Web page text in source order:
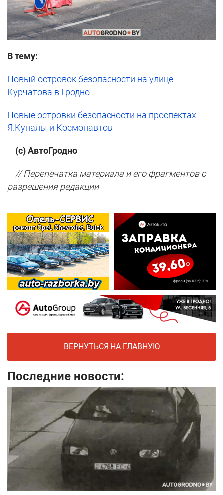
В тему:
Новый островок безопасности на улице
Курчатова в Гродно
Новые островки безопасности на проспектах
Я.Купалы и Космонавтов
(с) АвтоГродно
// Перепечатка материала и его фрагментов с
разрешения редакции
ВЕРНУТЬСЯ НА ГЛАВНУЮ
Последние новости: